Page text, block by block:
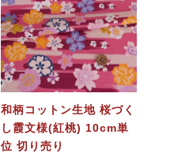
和柄コットン生地 桜づく
し霞文様(紅桃) 10cm単
位 切り売り